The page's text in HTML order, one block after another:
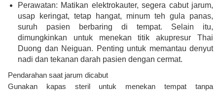
Perawatan: Matikan elektrokauter, segera cabut jarum,
usap keringat, tetap hangat, minum teh gula panas,
suruh pasien berbaring di tempat. Selain itu,
dimungkinkan untuk menekan titik akupresur Thai
Duong dan Neiguan. Penting untuk memantau denyut
nadi dan tekanan darah pasien dengan cermat.
Pendarahan saat jarum dicabut
Gunakan kapas steril untuk menekan tempat tanpa